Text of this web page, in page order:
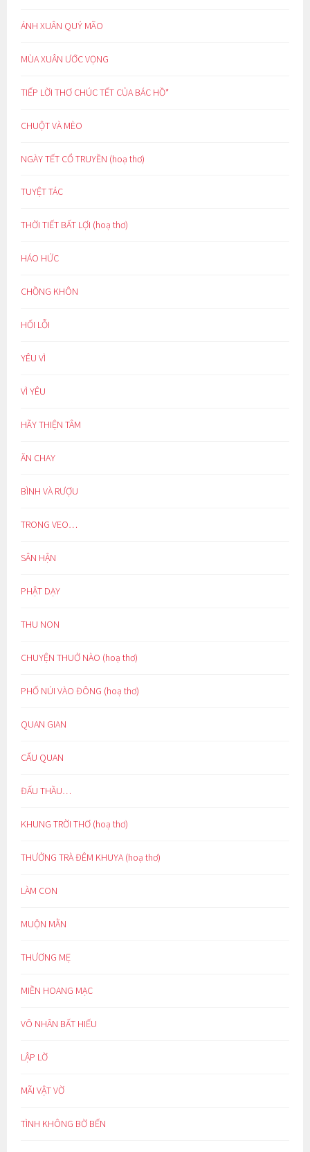
ÁNH XUÂN QUÝ MÃO
MÙA XUÂN ƯỚC VỌNG
TIẾP LỜI THƠ CHÚC TẾT CỦA BÁC HỒ*
CHUỘT VÀ MÈO
NGÀY TẾT CỔ TRUYỀN (hoạ thơ)
TUYỆT TÁC
THỜI TIẾT BẤT LỢI (hoạ thơ)
HÁO HỨC
CHỒNG KHÔN
HỐI LỖI
YÊU VÌ
VÌ YÊU
HÃY THIỆN TÂM
ĂN CHAY
BÌNH VÀ RƯỢU
TRONG VEO…
SÂN HẬN
PHẬT DẠY
THU NON
CHUYỆN THUỞ NÀO (hoạ thơ)
PHỐ NÚI VÀO ĐÔNG (hoạ thơ)
QUAN GIAN
CẨU QUAN
ĐẤU THẦU…
KHUNG TRỜI THƠ (hoạ thơ)
THƯỞNG TRÀ ĐÊM KHUYA (hoạ thơ)
LÀM CON
MUỘN MẰN
THƯƠNG MẸ
MIỀN HOANG MẠC
VÔ NHÂN BẤT HIẾU
LẬP LỜ
MÃI VẬT VỜ
TÌNH KHÔNG BỜ BẾN